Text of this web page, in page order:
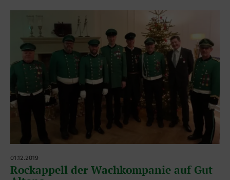
01.12.2019
Rockappell der Wachkompanie auf Gut